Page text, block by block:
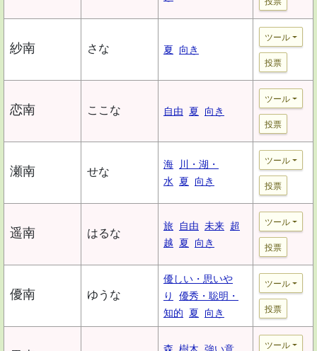
紗南 さな 夏 向き
ツール
投票
恋南 ここな 自由 夏 向き
ツール
投票
瀬南 せな
海
川・湖・
水 夏 向き
ツール
投票
遥南 はるな
旅 自由 未来 超
越
夏 向き
ツール
投票
優南 ゆうな
優しい・思いや
り
優秀・聡明・
知的
夏 向き
ツール
投票
ツール